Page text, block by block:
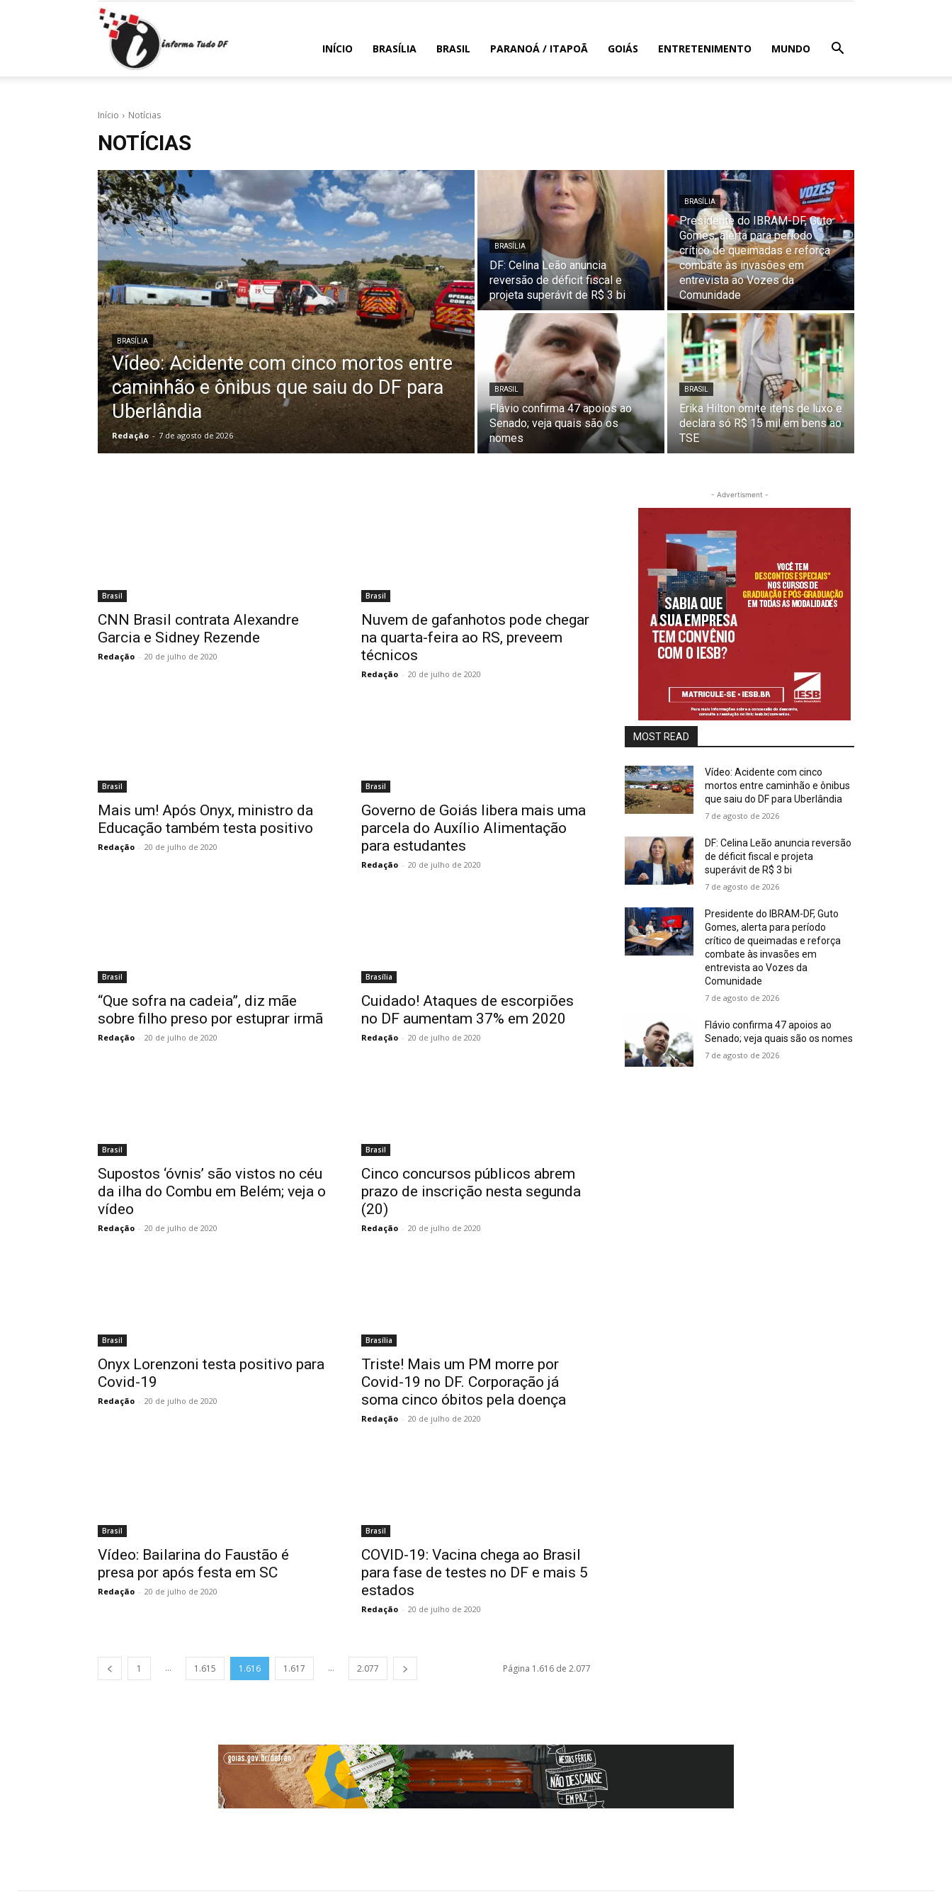
Informa
DF
INÍCIO BRASÍLIA BRASIL PARANOÁ / ITAPOÃ GOIÁS ENTRETENIMENTO MUNDO
Início Notícias
NOTÍCIAS
BRASÍLIA
Vídeo: Acidente com cinco mortos entre
caminhão e ônibus que saiu do DF para
Uberlândia
Redação - 7 de agosto de 2026
BRASÍLIA
DF: Celina Leão anuncia
reversão de déficit fiscal e
projeta superávit de R$ 3 bi
BRASÍLIA
Presidente do IBRAM-DF, Guto
Gomes, alerta para período
crítico de queimadas e reforça
combate às invasões em
entrevista ao Vozes da
Comunidade
BRASIL
Flávio confirma 47 apoios ao
Senado; veja quais são os
nomes
BRASIL
Erika Hilton omite itens de luxo e
declara só R$ 15 mil em bens ao
TSE
Brasil
CNN Brasil contrata Alexandre
Garcia e Sidney Rezende
Redação - 20 de julho de 2020
Brasil
Nuvem de gafanhotos pode chegar
na quarta-feira ao RS, preveem
técnicos
Redação - 20 de julho de 2020
Brasil
Mais um! Após Onyx, ministro da
Educação também testa positivo
Redação - 20 de julho de 2020
Brasil
Governo de Goiás libera mais uma
parcela do Auxílio Alimentação
para estudantes
Redação - 20 de julho de 2020
Brasil
“Que sofra na cadeia”, diz mãe
sobre filho preso por estuprar irmã
Redação - 20 de julho de 2020
Brasília
Cuidado! Ataques de escorpiões
no DF aumentam 37% em 2020
Redação - 20 de julho de 2020
Brasil
Supostos ‘óvnis’ são vistos no céu
da ilha do Combu em Belém; veja o
vídeo
Redação - 20 de julho de 2020
Brasil
Cinco concursos públicos abrem
prazo de inscrição nesta segunda
(20)
Redação - 20 de julho de 2020
Brasil
Onyx Lorenzoni testa positivo para
Covid-19
Redação - 20 de julho de 2020
Brasília
Triste! Mais um PM morre por
Covid-19 no DF. Corporação já
soma cinco óbitos pela doença
Redação - 20 de julho de 2020
Brasil
Vídeo: Bailarina do Faustão é
presa por após festa em SC
Redação - 20 de julho de 2020
Brasil
COVID-19: Vacina chega ao Brasil
para fase de testes no DF e mais 5
estados
Redação - 20 de julho de 2020
1 ... 1.615 1.616 1.617 ... 2.077 Página 1.616 de 2.077
- Advertisment -
MOST READ
Vídeo: Acidente com cinco
mortos entre caminhão e ônibus
que saiu do DF para Uberlândia
7 de agosto de 2026
DF: Celina Leão anuncia reversão
de déficit fiscal e projeta
superávit de R$ 3 bi
7 de agosto de 2026
Presidente do IBRAM-DF, Guto
Gomes, alerta para período
crítico de queimadas e reforça
combate às invasões em
entrevista ao Vozes da
Comunidade
7 de agosto de 2026
Flávio confirma 47 apoios ao
Senado; veja quais são os nomes
7 de agosto de 2026